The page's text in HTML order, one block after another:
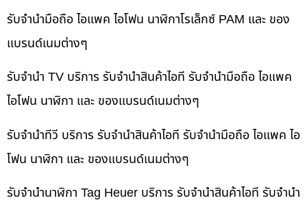
รับจำนำมือถือ ไอแพค ไอโฟน นาฬิกาโรเล็กซ์ PAM และ ของ
แบรนด์เนมต่างๆ
รับจำนำ TV บริการ รับจำนำสินค้าไอที รับจำนำมือถือ ไอแพค
ไอโฟน นาฬิกา และ ของแบรนด์เนมต่างๆ
รับจำนำทีวี บริการ รับจำนำสินค้าไอที รับจำนำมือถือ ไอแพค ไอ
โฟน นาฬิกา และ ของแบรนด์เนมต่างๆ
รับจำนำนาฬิกา Tag Heuer บริการ รับจำนำสินค้าไอที รับจำนำ